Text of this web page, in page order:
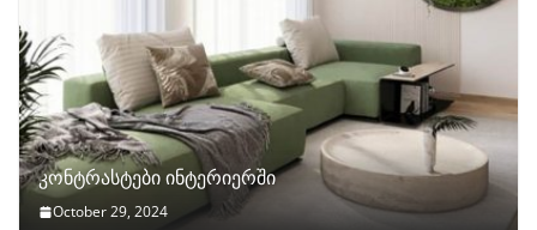
კონტრასტები ინტერიერში
October 29, 2024